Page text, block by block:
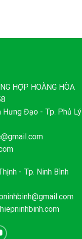
HỢP HOÀNG HÒA
Hưng Đạo - Tp. Phủ Lý
- Tp. Ninh Bình